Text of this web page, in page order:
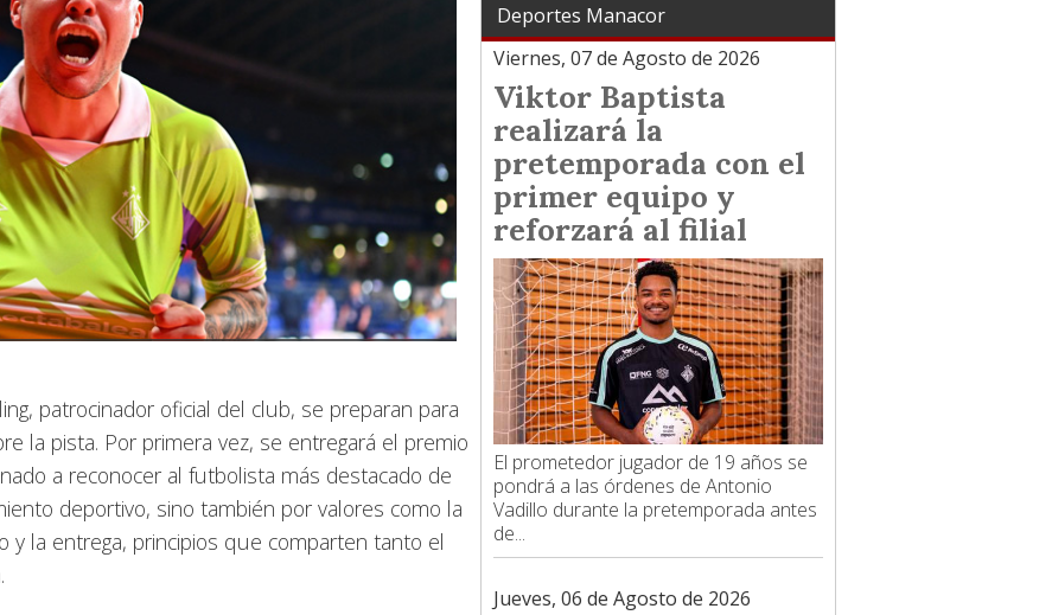
patrocinador oficial del club, se preparan para
la pista. Por primera vez, se entregará el premio
a reconocer al futbolista más destacado de
deportivo, sino también por valores como la
y la entrega, principios que comparten tanto el
Deportes Manacor
Viernes, 07 de Agosto de 2026
Viktor Baptista
realizará la
pretemporada con el
primer equipo y
reforzará al filial
El prometedor jugador de 19 años se
pondrá a las órdenes de Antonio
Vadillo durante la pretemporada antes
de...
Jueves, 06 de Agosto de 2026